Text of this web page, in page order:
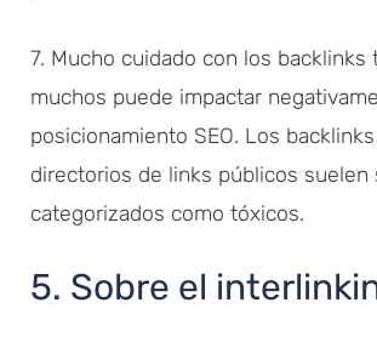
7. Mucho cuidado con los backlinks
muchos puede impactar
posicionamiento SEO. Los
directorios de links públicos suelen
categorizados como tóxicos.
5. Sobre el